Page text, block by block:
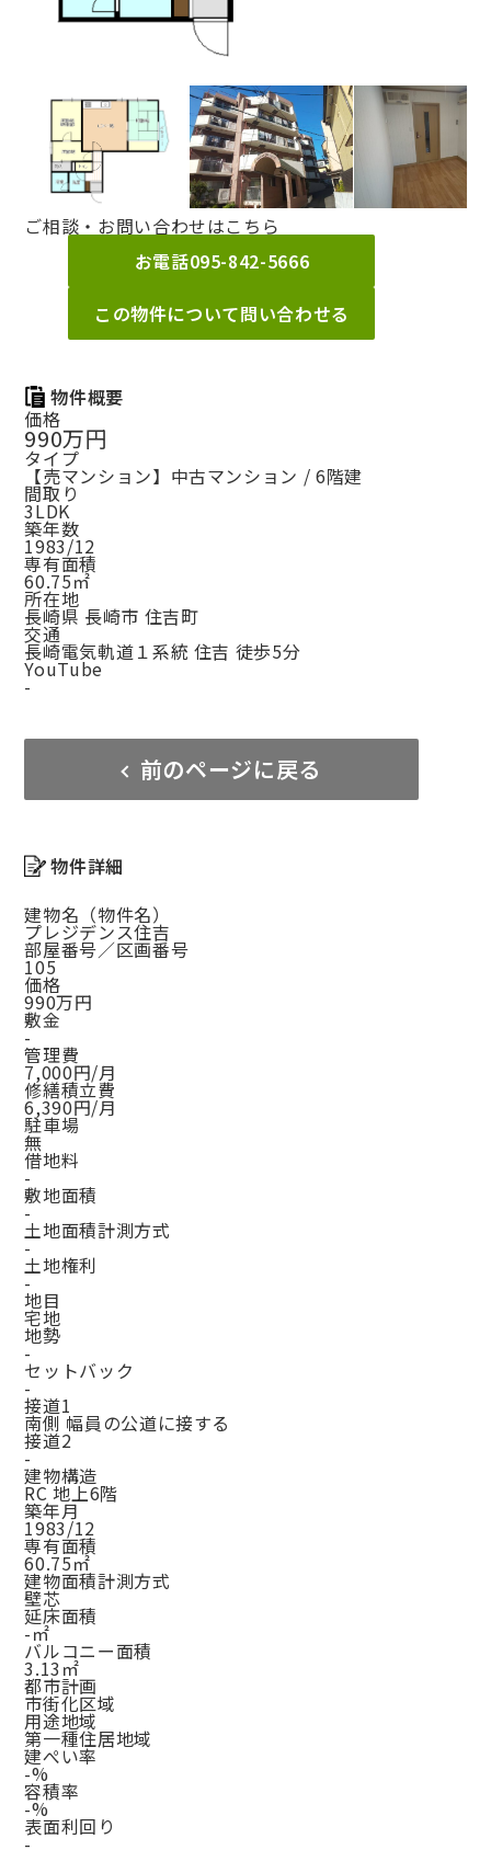
ご相談・お問い合わせはこちら
お電話095-842-5666
この物件について問い合わせる
物件概要
価格
990万円
タイプ
【売マンション】中古マンション / 6階建
間取り
3LDK
築年数
1983/12
専有面積
60.75㎡
所在地
長崎県 長崎市 住吉町
交通
長崎電気軌道１系統 住吉 徒歩5分
YouTube
-
前のページに戻る
物件詳細
建物名（物件名）
プレジデンス住吉
部屋番号／区画番号
105
価格
990万円
敷金
-
管理費
7,000円/月
修繕積立費
6,390円/月
駐車場
無
借地料
-
敷地面積
-
土地面積計測方式
-
土地権利
-
地目
宅地
地勢
-
セットバック
-
接道1
南側 幅員の公道に接する
接道2
-
建物構造
RC 地上6階
築年月
1983/12
専有面積
60.75㎡
建物面積計測方式
壁芯
延床面積
-㎡
バルコニー面積
3.13㎡
都市計画
市街化区域
用途地域
第一種住居地域
建ぺい率
-%
容積率
-%
表面利回り
-